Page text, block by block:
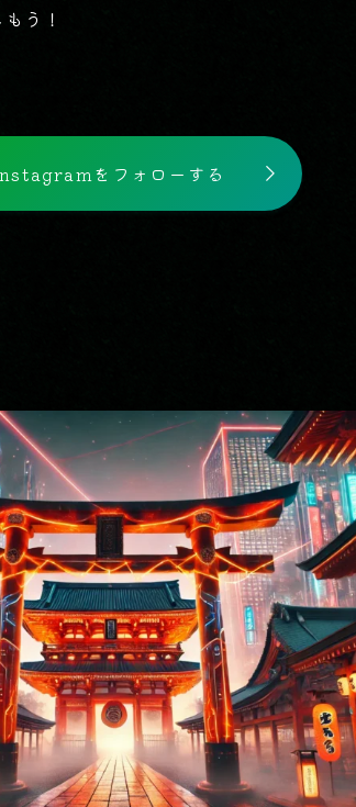
う！
をフォローする